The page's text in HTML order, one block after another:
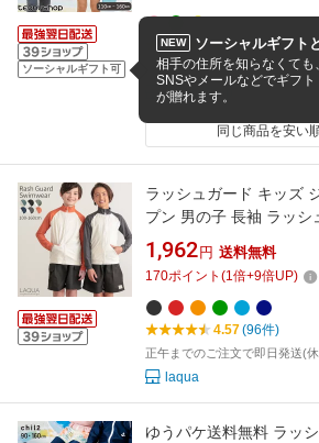
ソーシャルギフト可
4.45 (58件)
12時までの注文で当日出荷(休
TeddyShop
同じ商品を安い
ラッシュガード キッズ
プン 男の子 長袖 ラッシ
ラッシュガード 長袖 ラ
シュ UVカット 100 110
サイズ
1,962 円 送料無料
170ポイント (1倍+9倍UP)
4.57(96件)
正午までのご注文で即日発送(
laqua
ゆうパケ送料無料 ラッ
NEW ソーシャルギフト
相手の住所を知らなくても、
SNSやメールなどでギフト
が贈れます。